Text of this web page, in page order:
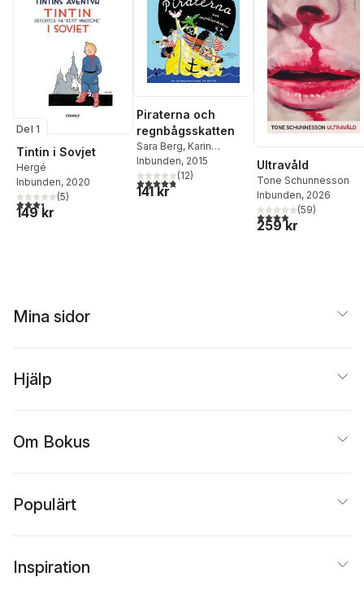
Del 1
Tintin i Sovjet
Hergé
Inbunden, 2020
3,4utav 5 stjärnor. Totalt antal röster:
(5)
149 kr
Piraterna och
regnbågsskatten
Sara Berg, Karin
Frimodig, Maria Poll
Inbunden, 2015
4,8utav 5 stjärnor. Totalt antal röster:
(12)
141 kr
Ultravåld
Tone Schunnesson
Inbunden, 2026
3,9utav 5 stjärnor.
(59)
259 kr
Mina sidor
Hjälp
Om Bokus
Populärt
Inspiration